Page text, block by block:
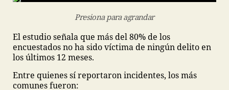
Presiona para agrandar
El estudio señala que más del 80% de los
encuestados no ha sido víctima de ningún delito en
los últimos 12 meses.
Entre quienes sí reportaron incidentes, los más
comunes fueron: